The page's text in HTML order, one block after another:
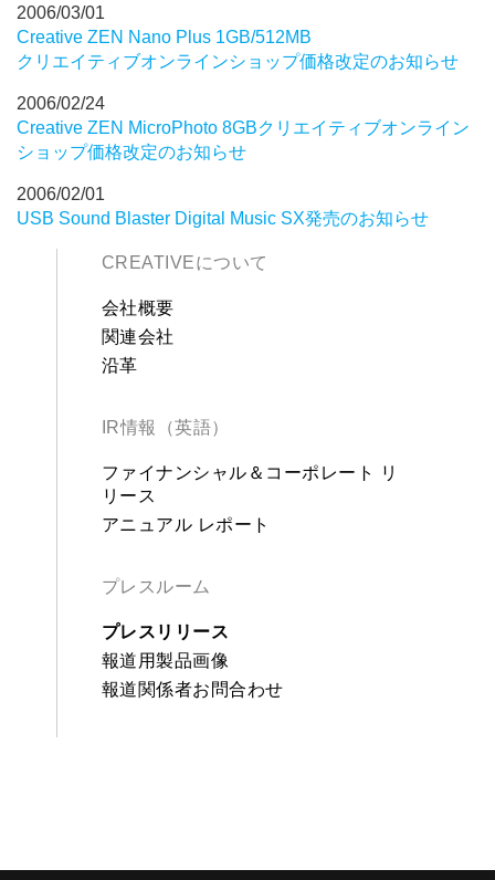
2006/03/01
Creative ZEN Nano Plus 1GB/512MB
クリエイティブオンラインショップ価格改定のお知らせ
2006/02/24
Creative ZEN MicroPhoto 8GBクリエイティブオンライン
ショップ価格改定のお知らせ
2006/02/01
USB Sound Blaster Digital Music SX発売のお知らせ
CREATIVEについて
会社概要
関連会社
沿革
IR情報（英語）
ファイナンシャル＆コーポレート リ
リース
アニュアル レポート
プレスルーム
プレスリリース
報道用製品画像
報道関係者お問合わせ